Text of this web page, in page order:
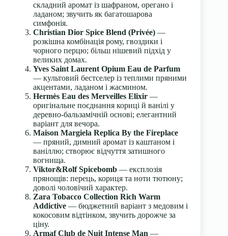
складний аромат із шафраном, орегано і
ладаном; звучить як багатошарова
симфонія.
Christian Dior Spice Blend (Privée) —
розкішна комбінація рому, гвоздики і
чорного перцю; більш нішевий підхід у
великих домах.
Yves Saint Laurent Opium Eau de Parfum
— культовий бестселер із теплими пряними
акцентами, ладаном і жасмином.
Hermès Eau des Merveilles Elixir —
оригінальне поєднання кориці й ванілі у
деревно-бальзамічній основі; елегантний
варіант для вечора.
Maison Margiela Replica By the Fireplace
— пряний, димний аромат із каштаном і
ваніллю; створює відчуття затишного
вогнища.
Viktor&Rolf Spicebomb — експлозія
прянощів: перець, кориця та ноти тютюну;
доволі чоловічий характер.
Zara Tobacco Collection Rich Warm
Addictive — бюджетний варіант з медовим і
кокосовим відтінком, звучить дорожче за
ціну.
Armaf Club de Nuit Intense Man —